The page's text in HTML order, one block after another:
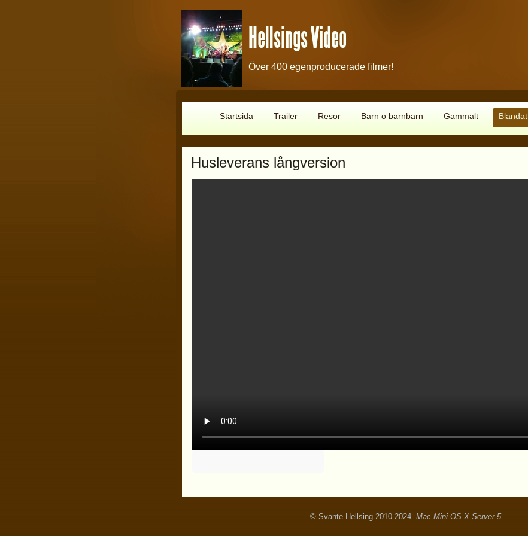
Hellsings Video
Över 400 egenproducerade filmer!
Startsida Trailer Resor Barn o barnbarn Gammalt Blandat
Husleverans långversion
© Svante Hellsing 2010-2024 Mac Mini OS X Server 5